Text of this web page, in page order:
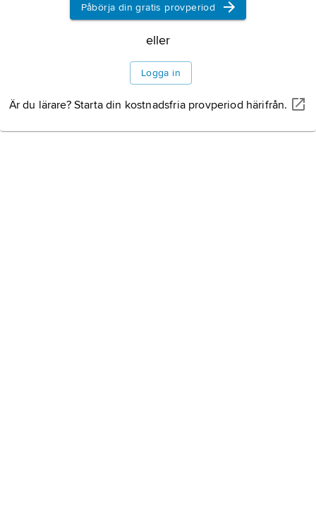
Påbörja din gratis provperiod
eller
Logga in
Är du lärare? Starta din kostnadsfria provperiod härifrån.